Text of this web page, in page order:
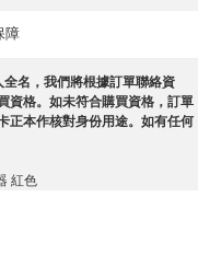
障
名，我們將根據訂單聯絡資
資格。如未符合購買資格，訂單
正本作核對身份用途。如有任何
紅色